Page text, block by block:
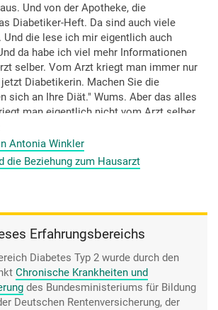
Und von der Apotheke, die
Diabetiker-Heft. Da sind auch viele
Und die lese ich mir eigentlich auch
da habe ich viel mehr Informationen
selber. Vom Arzt kriegt man immer nur
Diabetikerin. Machen Sie die
sich an Ihre Diät." Wums. Aber das alles
man eigentlich nicht vom Arzt selber
eigentlich mehr von den
die Apotheker oder von den
man sucht es sich alles selber raus.
selber kriegt man eigentlich die
Antonia Winkler
die Beziehung zum Hausarzt
Erfahrungsbereichs
Diabetes Typ 2 wurde durch den
Chronische Krankheiten und
des Bundesministeriums für Bildung
Deutschen Rentenversicherung, der